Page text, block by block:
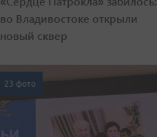
во Владивостоке открыли
новый сквер
23 фото